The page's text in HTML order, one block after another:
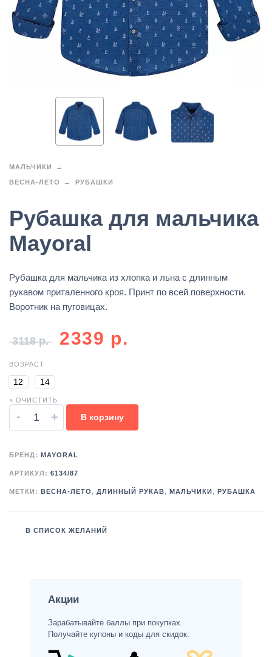
МАЛЬЧИКИ
ВЕСНА-ЛЕТО РУБАШКИ
Рубашка для мальчика
Mayoral
Рубашка для мальчика из хлопка и льна с длинным
рукавом приталенного кроя. Принт по всей поверхности.
Воротник на пуговицах.
3118р. 2339 р.
ВОЗРАСТ
12 14
× ОЧИСТИТЬ
- + В корзину
БРЕНД: MAYORAL
АРТИКУЛ: 6134/87
МЕТКИ: ВЕСНА-ЛЕТО, ДЛИННЫЙ РУКАВ, МАЛЬЧИКИ , РУБАШКА
В СПИСОК ЖЕЛАНИЙ
Акции
Зарабатывайте баллы при покупках.
Получайте купоны и коды для скидок.